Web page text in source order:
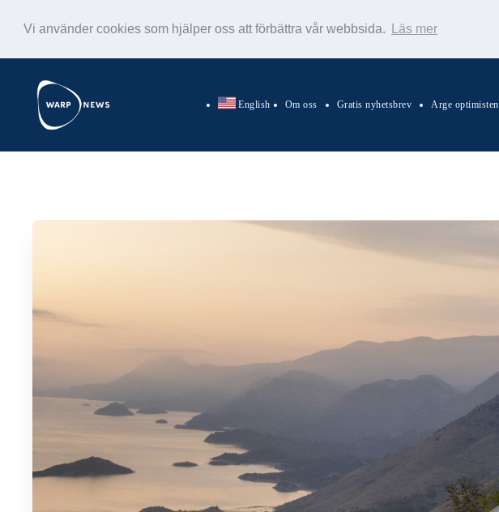
Vi använder cookies som hjälper oss att förbättra vår webbsida. Läs mer
English Om oss Gratis nyhetsbrev Arge optimisten